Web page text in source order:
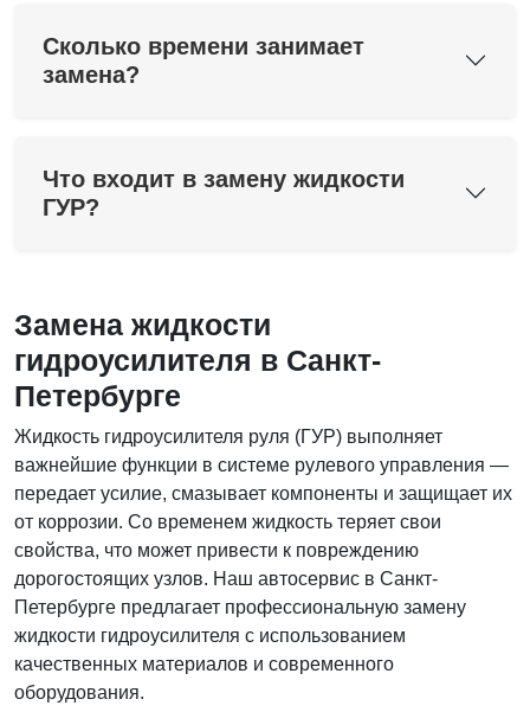
Сколько времени занимает
замена?
Что входит в замену жидкости
ГУР?
Замена жидкости
гидроусилителя в Санкт-
Петербурге
Жидкость гидроусилителя руля (ГУР) выполняет
важнейшие функции в системе рулевого управления —
передает усилие, смазывает компоненты и защищает их
от коррозии. Со временем жидкость теряет свои
свойства, что может привести к повреждению
дорогостоящих узлов. Наш автосервис в Санкт-
Петербурге предлагает профессиональную замену
жидкости гидроусилителя с использованием
качественных материалов и современного
оборудования.